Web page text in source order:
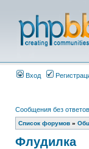
Вход
Сообщения без ответов
Список форумов »
Флудилка